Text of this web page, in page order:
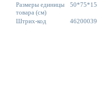
Размеры единицы
товара (см)
50*75*15
Штрих-код